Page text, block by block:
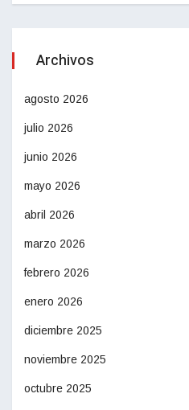
Archivos
agosto 2026
julio 2026
junio 2026
mayo 2026
abril 2026
marzo 2026
febrero 2026
enero 2026
diciembre 2025
noviembre 2025
octubre 2025